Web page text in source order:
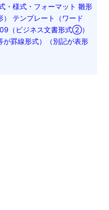
・様式・フォーマット 雛形
） テンプレート（ワード
（ビジネス文書形式②）
が罫線形式）（別記が表形